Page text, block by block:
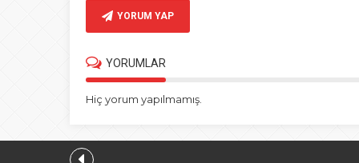
YORUM YAP
YORUMLAR
Hiç yorum yapılmamış.